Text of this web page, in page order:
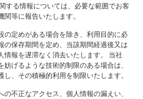
する情報については、必要な範囲でお客
等に報告いたします。
定めがある場合を除き、利用目的に必
の保存期間を定め、当該期間経過後又は
情報を遅滞なく消去いたします。 当社
妨げるような技術的制限のある場合は、
し、その積極的利用を制限いたします。
不正なアクセス、個人情報の漏えい、